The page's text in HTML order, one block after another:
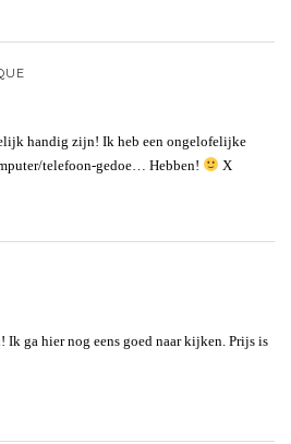
handig zijn! Ik heb een ongelofelijke
telefoon-gedoe… Hebben!
X
ga hier nog eens goed naar kijken. Prijs is